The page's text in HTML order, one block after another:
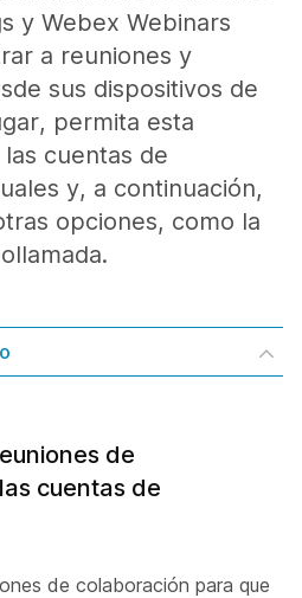
y Webex Webinars
a reuniones y
sus dispositivos de
permita esta
cuentas de
y, a continuación,
opciones, como la
de
cuentas de
de colaboración para que